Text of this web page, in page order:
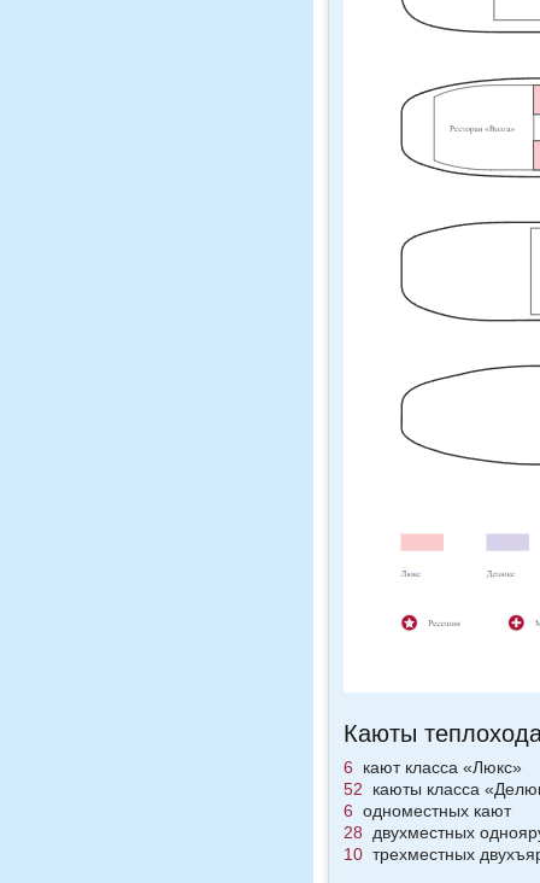
Каюты
6 кают класса «Люкс»
52 каюты класса
6 одноместных кают
28 двухместных
10 трехместных